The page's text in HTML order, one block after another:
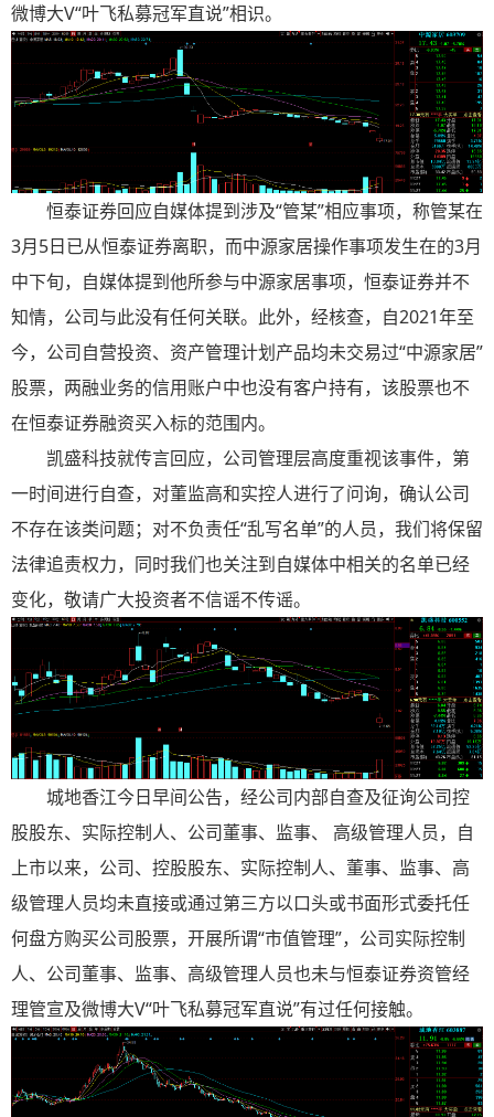
微博大V“叶飞私募冠军直说”相识。
恒泰证券回应自媒体提到涉及“管某”相应事项，称管某在
3月5日已从恒泰证券离职，而中源家居操作事项发生在的3月
中下旬，自媒体提到他所参与中源家居事项，恒泰证券并不
知情，公司与此没有任何关联。此外，经核查，自2021年至
今，公司自营投资、资产管理计划产品均未交易过“中源家居”
股票，两融业务的信用账户中也没有客户持有，该股票也不
在恒泰证券融资买入标的范围内。
凯盛科技就传言回应，公司管理层高度重视该事件，第
一时间进行自查，对董监高和实控人进行了问询，确认公司
不存在该类问题；对不负责任“乱写名单”的人员，我们将保留
法律追责权力，同时我们也关注到自媒体中相关的名单已经
变化，敬请广大投资者不信谣不传谣。
城地香江今日早间公告，经公司内部自查及征询公司控
股股东、实际控制人、公司董事、监事、 高级管理人员，自
上市以来，公司、控股股东、实际控制人、董事、监事、高
级管理人员均未直接或通过第三方以口头或书面形式委托任
何盘方购买公司股票，开展所谓“市值管理”，公司实际控制
人、公司董事、监事、高级管理人员也未与恒泰证券资管经
理管宣及微博大V“叶飞私募冠军直说”有过任何接触。